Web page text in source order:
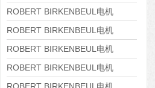
8APE225M-4-IE3
ROBERT BIRKENBEUL电机
8APE180L-4 IE3
ROBERT BIRKENBEUL电机
8APE160M-6 IE3
ROBERT BIRKENBEUL电机
8APE160L-4-IE3
ROBERT BIRKENBEUL电机
8APE112M-6K-IE3